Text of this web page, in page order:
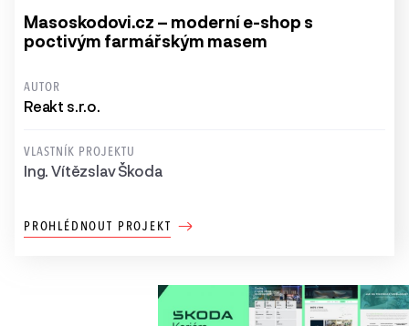
Masoskodovi.cz – moderní e-shop s
poctivým farmářským masem
AUTOR
Reakt s.r.o.
VLASTNÍK PROJEKTU
Ing. Vítězslav Škoda
PROHLÉDNOUT PROJEKT